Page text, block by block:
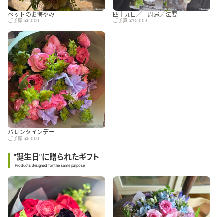
ペットのお悔やみ
ご予算: ¥6,000
四十九日／一周忌／法要
ご予算: ¥15,000
バレンタインデー
ご予算: ¥6,000
"誕生日"に贈られたギフト
Products designed for the same purpose